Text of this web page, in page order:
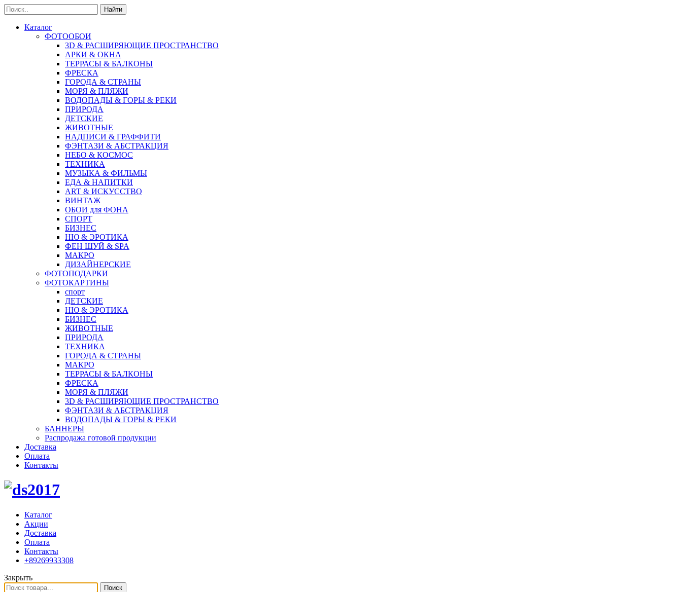
Найти
Каталог
ФОТООБОИ
3D & РАСШИРЯЮЩИЕ ПРОСТРАНСТВО
АРКИ & ОКНА
ТЕРРАСЫ & БАЛКОНЫ
ФРЕСКА
ГОРОДА & СТРАНЫ
МОРЯ & ПЛЯЖИ
ВОДОПАДЫ & ГОРЫ & РЕКИ
ПРИРОДА
ДЕТСКИЕ
ЖИВОТНЫЕ
НАДПИСИ & ГРАФФИТИ
ФЭНТАЗИ & АБСТРАКЦИЯ
НЕБО & КОСМОС
ТЕХНИКА
МУЗЫКА & ФИЛЬМЫ
ЕДА & НАПИТКИ
ART & ИСКУССТВО
ВИНТАЖ
ОБОИ для ФОНА
СПОРТ
БИЗНЕС
НЮ & ЭРОТИКА
ФЕН ШУЙ & SPA
МАКРО
ДИЗАЙНЕРСКИЕ
ФОТОПОДАРКИ
ФОТОКАРТИНЫ
спорт
ДЕТСКИЕ
НЮ & ЭРОТИКА
БИЗНЕС
ЖИВОТНЫЕ
ПРИРОДА
ТЕХНИКА
ГОРОДА & СТРАНЫ
МАКРО
ТЕРРАСЫ & БАЛКОНЫ
ФРЕСКА
МОРЯ & ПЛЯЖИ
3D & РАСШИРЯЮЩИЕ ПРОСТРАНСТВО
ФЭНТАЗИ & АБСТРАКЦИЯ
ВОДОПАДЫ & ГОРЫ & РЕКИ
БАННЕРЫ
Распродажа готовой продукции
Доставка
Оплата
Контакты
Каталог
Акции
Доставка
Оплата
Контакты
+89269933308
Закрыть
Поиск